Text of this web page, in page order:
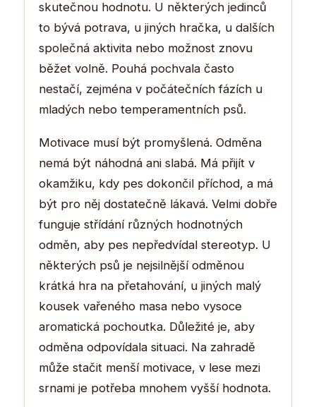
skutečnou hodnotu. U některých jedinců
to bývá potrava, u jiných hračka, u dalších
společná aktivita nebo možnost znovu
běžet volně. Pouhá pochvala často
nestačí, zejména v počátečních fázích u
mladých nebo temperamentních psů.
Motivace musí být promyšlená. Odměna
nemá být náhodná ani slabá. Má přijít v
okamžiku, kdy pes dokončil příchod, a má
být pro něj dostatečně lákavá. Velmi dobře
funguje střídání různých hodnotných
odměn, aby pes nepředvídal stereotyp. U
některých psů je nejsilnější odměnou
krátká hra na přetahování, u jiných malý
kousek vařeného masa nebo vysoce
aromatická pochoutka. Důležité je, aby
odměna odpovídala situaci. Na zahradě
může stačit menší motivace, v lese mezi
srnami je potřeba mnohem vyšší hodnota.